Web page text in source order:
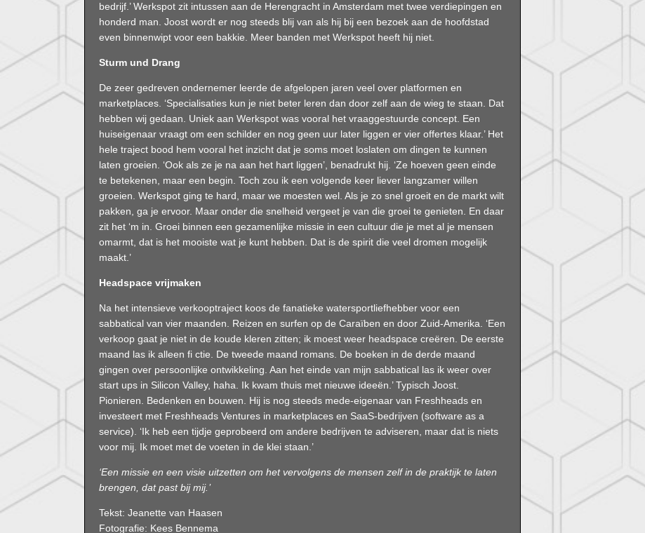
bedrijf.’ Werkspot zit intussen aan de Herengracht in Amsterdam met twee verdiepingen en
honderd man. Joost wordt er nog steeds blij van als hij bij een bezoek aan de hoofdstad
even binnenwipt voor een bakkie. Meer banden met Werkspot heeft hij niet.
Sturm und Drang
De zeer gedreven ondernemer leerde de afgelopen jaren veel over platformen en
marketplaces. ‘Specialisaties kun je niet beter leren dan door zelf aan de wieg te staan. Dat
hebben wij gedaan. Uniek aan Werkspot was vooral het vraaggestuurde concept. Een
huiseigenaar vraagt om een schilder en nog geen uur later liggen er vier offertes klaar.’ Het
hele traject bood hem vooral het inzicht dat je soms moet loslaten om dingen te kunnen
laten groeien. ‘Ook als ze je na aan het hart liggen’, benadrukt hij. ‘Ze hoeven geen einde
te betekenen, maar een begin. Toch zou ik een volgende keer liever langzamer willen
groeien. Werkspot ging te hard, maar we moesten wel. Als je zo snel groeit en de markt wilt
pakken, ga je ervoor. Maar onder die snelheid vergeet je van die groei te genieten. En daar
zit het ‘m in. Groei binnen een gezamenlijke missie in een cultuur die je met al je mensen
omarmt, dat is het mooiste wat je kunt hebben. Dat is de spirit die veel dromen mogelijk
maakt.’
Headspace vrijmaken
Na het intensieve verkooptraject koos de fanatieke watersportliefhebber voor een
sabbatical van vier maanden. Reizen en surfen op de Caraïben en door Zuid-Amerika. ‘Een
verkoop gaat je niet in de koude kleren zitten; ik moest weer headspace creëren. De eerste
maand las ik alleen fi ctie. De tweede maand romans. De boeken in de derde maand
gingen over persoonlijke ontwikkeling. Aan het einde van mijn sabbatical las ik weer over
start ups in Silicon Valley, haha. Ik kwam thuis met nieuwe ideeën.’ Typisch Joost.
Pionieren. Bedenken en bouwen. Hij is nog steeds mede-eigenaar van Freshheads en
investeert met Freshheads Ventures in marketplaces en SaaS-bedrijven (software as a
service). ‘Ik heb een tijdje geprobeerd om andere bedrijven te adviseren, maar dat is niets
voor mij. Ik moet met de voeten in de klei staan.’
‘Een missie en een visie uitzetten om het vervolgens de mensen zelf in de praktijk te laten
brengen, dat past bij mij.’
Tekst: Jeanette van Haasen
Fotografie: Kees Bennema